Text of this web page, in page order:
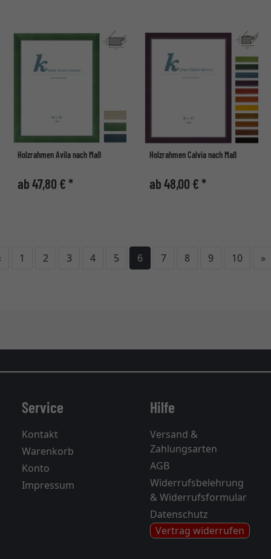
Holzrahmen Avila nach Maß
ab 47,80 € *
Holzrahmen Calvia nach Maß
ab 48,00 € *
Zurück
1 2 3 4 5 6 7 8 9 10 »
Service
Kontakt
Warenkorb
Konto
Impressum
Hilfe
Versand &
Zahlungsarten
AGB
Widerrufsbelehrung
& Widerrufsformular
Datenschutz
Vertrag widerrufen